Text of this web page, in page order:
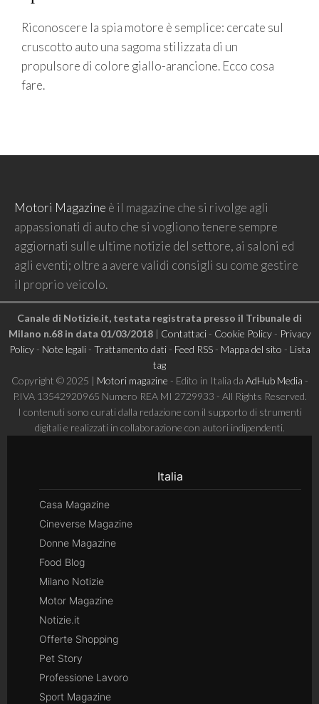
Riconoscere la spia motore è semplice: cercate sul
cruscotto auto una sagoma stilizzata di un
propulsore di colore giallo-arancione. Ecco cosa
fare.
Motori Magazine è il magazine che si rivolge agli
appassionati di auto che si vogliono tenere sempre
aggiornati sulle ultime notizie del settore, ai saloni ed
agli eventi; oltre a avere validi consigli su come gestire
il proprio veicolo.
Canale di Notizie.it, testata registrata presso il Tribunale di
Milano n.68 in data 01/03/2018| Contattaci- Cookie Policy- Privacy
Policy- Note legali- Trattamento dati- Feed RSS- Mappa del sito - Lista
tag
Copyright © 2025 | Motori magazine - Edito in Italia da AdHub Media -
P.IVA 13542920965 Numero REA MI 2729933 - All Rights Reserved.
I contenuti sono curati dalla redazione con il supporto di strumenti
digitali e realizzati in collaborazione con autori indipendenti.
Italia
Casa Magazine
Cineverse Magazine
Donne Magazine
Food Blog
Milano Notizie
Motor Magazine
Notizie.it
Offerte Shopping
Pet Story
Professione Lavoro
Sport Magazine